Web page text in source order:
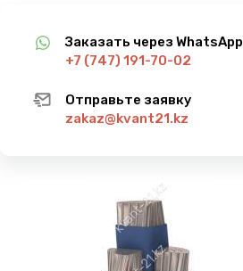
Заказать через WhatsApp
+7 (747) 191-70-02
Отправьте заявку
zakaz@kvant21.kz